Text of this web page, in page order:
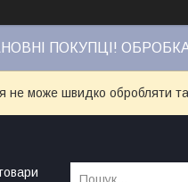
ПОКУПЦІ!
не може швидко обробляти